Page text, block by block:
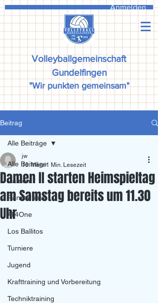
Anmelden
Volleyballgemeinschaft
Gundelfingen
"Wir punkten gemeinsam"
Beitrag
Alle Beiträge
Damen
Ranzadriala
All4One
Los Ballitos
Turniere
Jugend
Krafttraining und Vorbereitung
Techniktraining
Alle Beiträge
Damen II starten Heimspieltag
am Samstag bereits um 11.30
Uhr
jw
13. März 1 Min. Lesezeit